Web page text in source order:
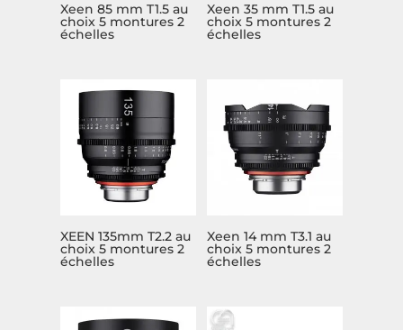
Xeen 85 mm T1.5 au
choix 5 montures 2
échelles
Xeen 35 mm T1.5 au
choix 5 montures 2
échelles
XEEN 135mm T2.2 au
choix 5 montures 2
échelles
Xeen 14 mm T3.1 au
choix 5 montures 2
échelles